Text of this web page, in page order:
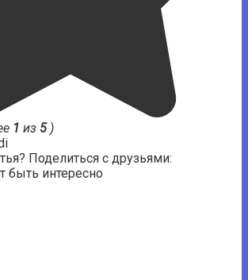
1 из 5)
Поделиться с друзьями:
быть интересно